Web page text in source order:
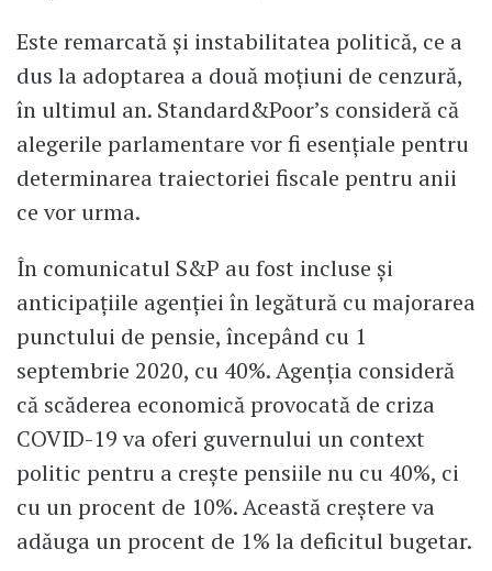
Este remarcată și instabilitatea politică, ce a
dus la adoptarea a două moțiuni de cenzură,
în ultimul an. Standard&Poor’s consideră că
alegerile parlamentare vor fi esențiale pentru
determinarea traiectoriei fiscale pentru anii
ce vor urma.
În comunicatul S&P au fost incluse și
anticipațiile agenției în legătură cu majorarea
punctului de pensie, începând cu 1
septembrie 2020, cu 40%. Agenția consideră
că scăderea economică provocată de criza
COVID-19 va oferi guvernului un context
politic pentru a crește pensiile nu cu 40%, ci
cu un procent de 10%. Această creștere va
adăuga un procent de 1% la deficitul bugetar.